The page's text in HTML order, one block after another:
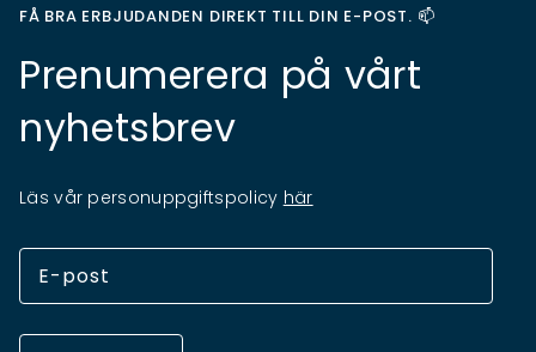
FÅ BRA ERBJUDANDEN DIREKT TILL DIN E-POST. 📫
Prenumerera på vårt
nyhetsbrev
Läs vår personuppgiftspolicy här